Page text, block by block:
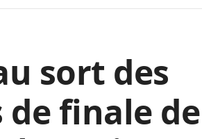
sort des
finale